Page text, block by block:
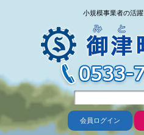
小規模事業者の活躍
会員ログイン